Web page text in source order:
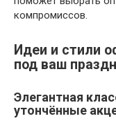
компромиссов.
Идеи и стили
под ваш
Элегантная
утончённые